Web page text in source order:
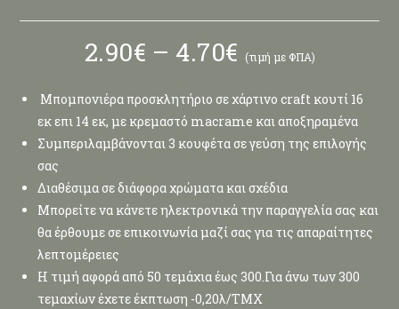
2.90€ – 4.70€ (τιμή με ΦΠΑ)
Μπομπονιέρα προσκλητήριο σε χάρτινο craft κουτί 16
εκ επι 14 εκ, με κρεμαστό macrame και αποξηραμένα
Συμπεριλαμβάνονται 3 κουφέτα σε γεύση της επιλογής
σας
Διαθέσιμα σε διάφορα χρώματα και σχέδια
Μπορείτε να κάνετε ηλεκτρονικά την παραγγελία σας και
θα έρθουμε σε επικοινωνία μαζί σας για τις απαραίτητες
λεπτομέρειες
Η τιμή αφορά από 50 τεμάχια έως 300.Για άνω των 300
τεμαχίων έχετε έκπτωση -0,20λ/ΤΜΧ